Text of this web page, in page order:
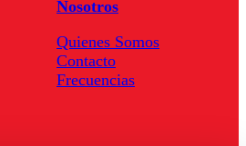
Nosotros
Quienes Somos
Contacto
Frecuencias